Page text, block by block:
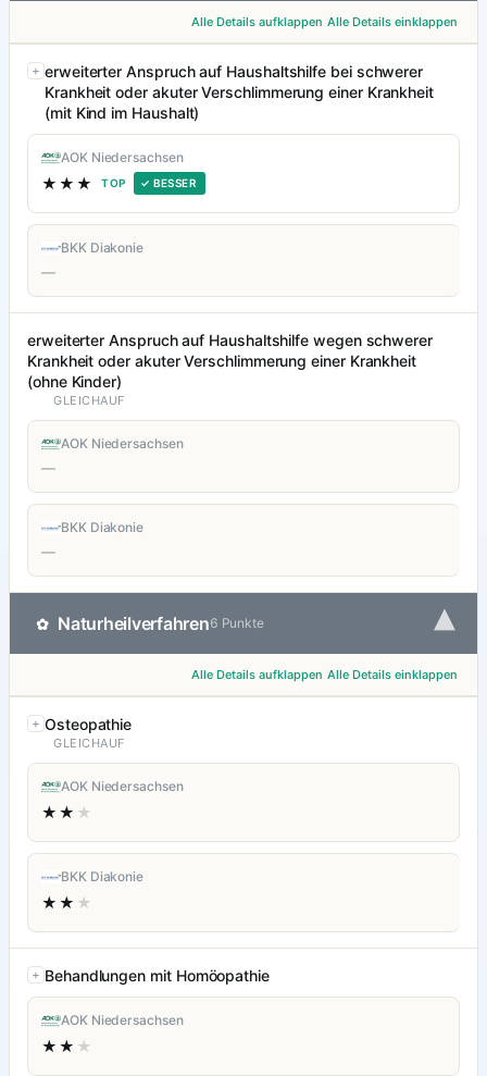
Alle Details aufklappen Alle Details einklappen
erweiterter Anspruch auf Haushaltshilfe bei schwerer
Krankheit oder akuter Verschlimmerung einer Krankheit
(mit Kind im Haushalt)
AOK Niedersachsen
★★★ TOP ✓ BESSER
BKK Diakonie
—
erweiterter Anspruch auf Haushaltshilfe wegen schwerer
Krankheit oder akuter Verschlimmerung einer Krankheit
(ohne Kinder)
GLEICHAUF
AOK Niedersachsen
—
BKK Diakonie
—
✿ Naturheilverfahren6 Punkte ▾
Alle Details aufklappen Alle Details einklappen
Osteopathie
GLEICHAUF
AOK Niedersachsen
★★ ★
BKK Diakonie
★★ ★
Behandlungen mit Homöopathie
AOK Niedersachsen
★★ ★